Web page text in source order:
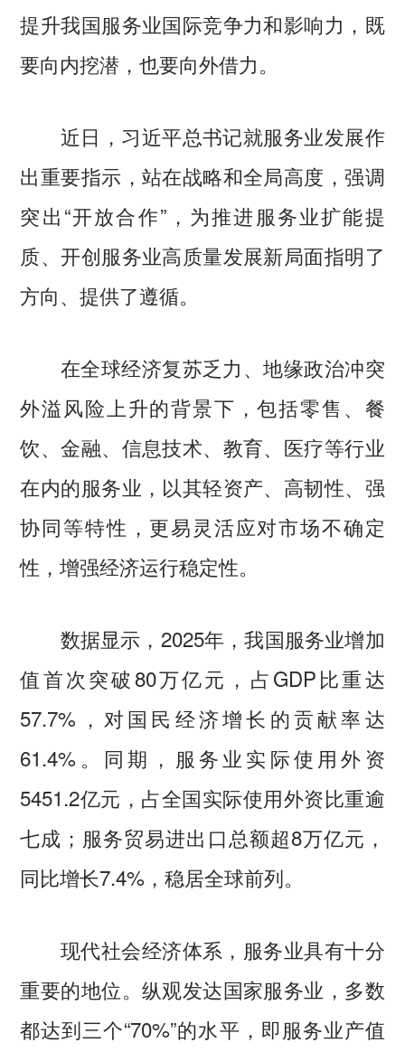
提升我国服务业国际竞争力和影响力，既
要向内挖潜，也要向外借力。
近日，习近平总书记就服务业发展作
出重要指示，站在战略和全局高度，强调
突出“开放合作”，为推进服务业扩能提
质、开创服务业高质量发展新局面指明了
方向、提供了遵循。
在全球经济复苏乏力、地缘政治冲突
外溢风险上升的背景下，包括零售、餐
饮、金融、信息技术、教育、医疗等行业
在内的服务业，以其轻资产、高韧性、强
协同等特性，更易灵活应对市场不确定
性，增强经济运行稳定性。
数据显示，2025年，我国服务业增加
值首次突破80万亿元，占GDP比重达
57.7%，对国民经济增长的贡献率达
61.4%。同期，服务业实际使用外资
5451.2亿元，占全国实际使用外资比重逾
七成；服务贸易进出口总额超8万亿元，
同比增长7.4%，稳居全球前列。
现代社会经济体系，服务业具有十分
重要的地位。纵观发达国家服务业，多数
都达到三个“70%”的水平，即服务业产值